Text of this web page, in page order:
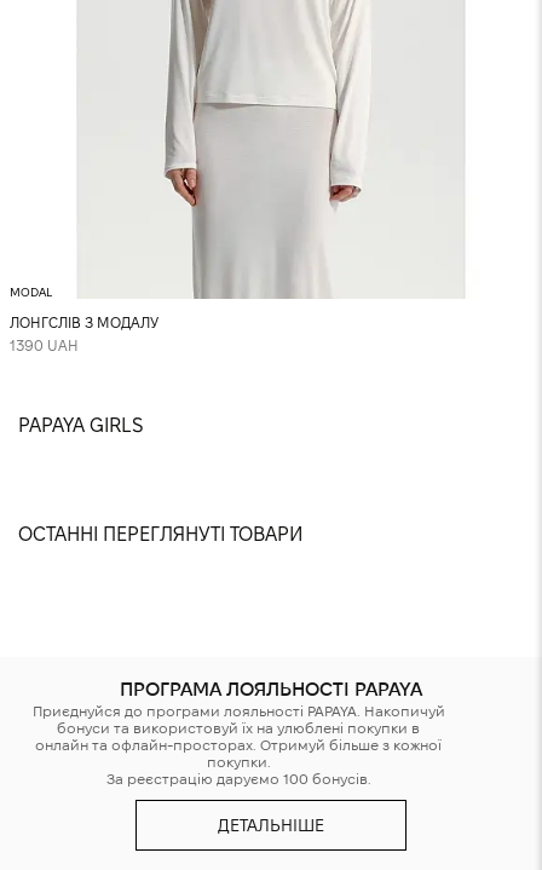
MODAL
ЛОНГСЛІВ З МОДАЛУ
1390 UAH
PAPAYA GIRLS
@nastyashaparenko
@sonya.davydovska
@yuliaabondarchuk
@dana.gnatenko
@anastasiia.chvyrova
@karina.valeshnaya
ОСТАННІ ПЕРЕГЛЯНУТІ ТОВАРИ
ПРОГРАМА ЛОЯЛЬНОСТІ PAPAYA
Приєднуйся до програми лояльності PAPAYA. Накопичуй
бонуси та використовуй їх на улюблені покупки в
онлайн та офлайн-просторах. Отримуй більше з кожної
покупки.
За реєстрацію даруємо 100 бонусів.
ДЕТАЛЬНІШЕ